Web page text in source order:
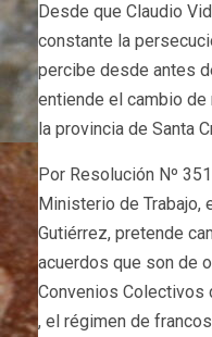
Desde que Claudio
constante la
percibe desde antes
entiende el cambio
la provincia de Santa
Por Resolución Nº
Ministerio de Trabajo,
Gutiérrez, pretende
acuerdos que son de
Convenios Colectivos
, el régimen de